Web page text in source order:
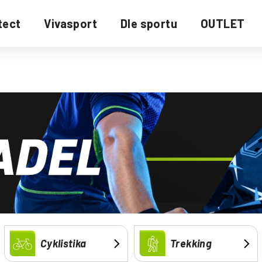
Vivasport Dle sportu OUTLET
Cyklistika Trekking